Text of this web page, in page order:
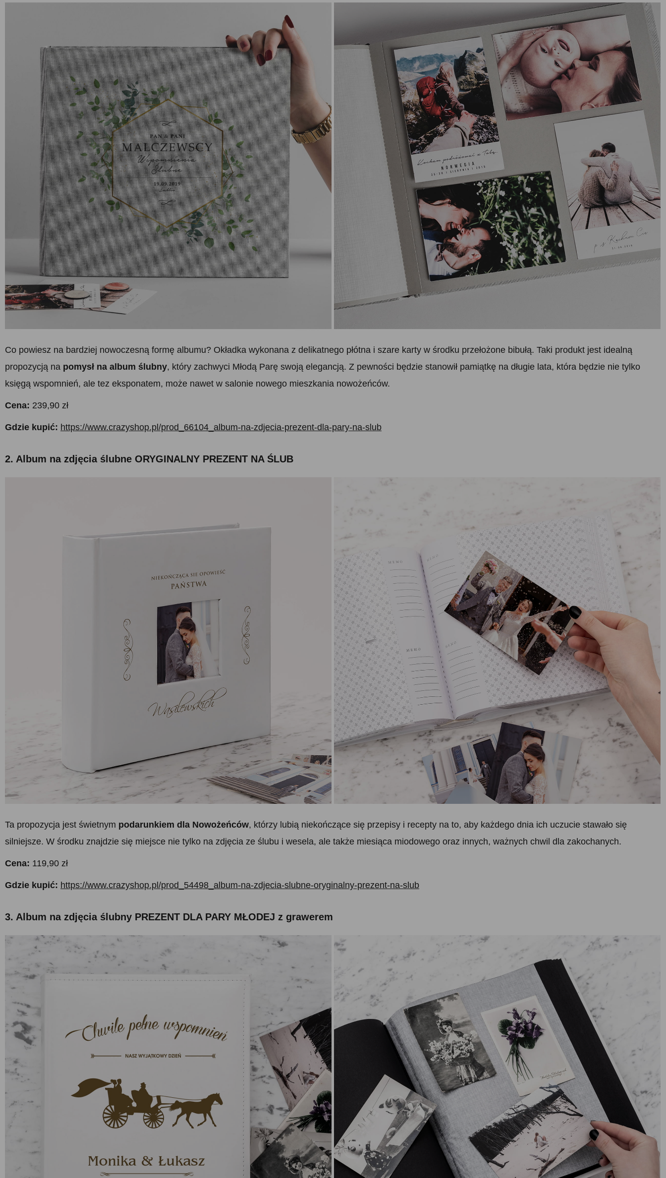
Co powiesz na bardziej nowoczesną formę albumu? Okładka wykonana z delikatnego płótna i szare karty w środku przełożone bibułą. Taki produkt jest idealną
propozycją na pomysł na album ślubny, który zachwyci Młodą Parę swoją elegancją. Z pewności będzie stanowił pamiątkę na długie lata, która będzie nie tylko
księgą wspomnień, ale tez eksponatem, może nawet w salonie nowego mieszkania nowożeńców.
Cena: 239,90 zł
Gdzie kupić: https://www.crazyshop.pl/prod_66104_album-na-zdjecia-prezent-dla-pary-na-slub
2. Album na zdjęcia ślubne ORYGINALNY PREZENT NA ŚLUB
Ta propozycja jest świetnym podarunkiem dla Nowożeńców, którzy lubią niekończące się przepisy i recepty na to, aby każdego dnia ich uczucie stawało się
silniejsze. W środku znajdzie się miejsce nie tylko na zdjęcia ze ślubu i wesela, ale także miesiąca miodowego oraz innych, ważnych chwil dla zakochanych.
Cena: 119,90 zł
Gdzie kupić: https://www.crazyshop.pl/prod_54498_album-na-zdjecia-slubne-oryginalny-prezent-na-slub
3. Album na zdjęcia ślubny PREZENT DLA PARY MŁODEJ z grawerem